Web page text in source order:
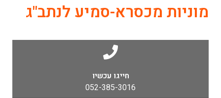
מוניות מכסרא-סמיע לנתב"ג
חייגו עכשיו
052-385-3016